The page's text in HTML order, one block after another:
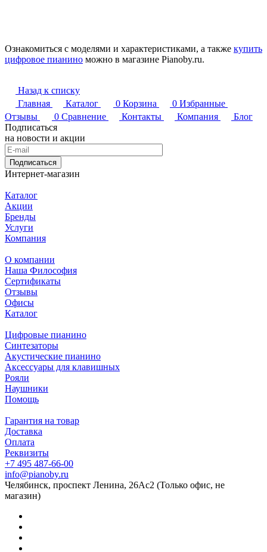
Ознакомиться с моделями и характеристиками, а также купить
цифровое пианино можно в магазине Pianoby.ru.
Назад к списку
Главная
Каталог 0 Корзина 0 Избранные
Отзывы
0 Сравнение Контакты Компания
Блог
Подписаться
на новости и акции
Подписаться
Интернет-магазин
Каталог
Акции
Бренды
Услуги
Компания
О компании
Наша Философия
Сертификаты
Отзывы
Офисы
Каталог
Цифровые пианино
Синтезаторы
Акустические пианино
Аксессуары для клавишных
Рояли
Наушники
Помощь
Гарантия на товар
Доставка
Оплата
Реквизиты
+7 495 487-66-00
info@pianoby.ru
Челябинск, проспект Ленина, 26Ас2 (Только офис, не
магазин)